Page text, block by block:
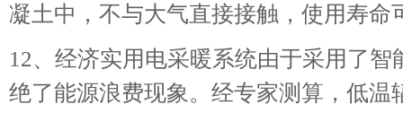
凝土中，不与大气直接接触，使用寿命
12、经济实用电采暖系统由于采用了
绝了能源浪费现象。经专家测算，低